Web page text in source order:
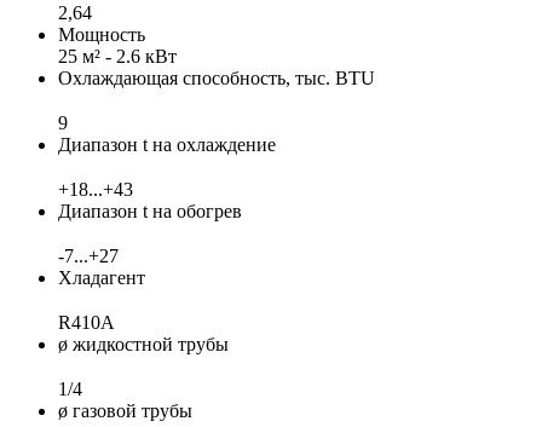
2,64
Мощность
25 м² - 2.6 кВт
Охлаждающая способность, тыс. BTU
9
Диапазон t на охлаждение
+18...+43
Диапазон t на обогрев
-7...+27
Хладагент
R410A
ø жидкостной трубы
1/4
ø газовой трубы